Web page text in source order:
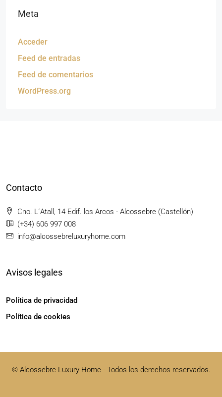
Meta
Acceder
Feed de entradas
Feed de comentarios
WordPress.org
Contacto
Cno. L´Atall, 14 Edif. los Arcos - Alcossebre (Castellón)
(+34) 606 997 008
info@alcossebreluxuryhome.com
Avisos legales
Política de privacidad
Política de cookies
© Alcossebre Luxury Home - Todos los derechos reservados.